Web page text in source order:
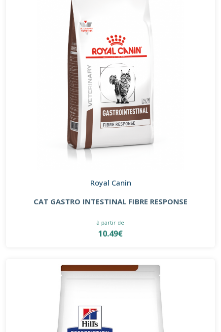
Royal Canin
CAT GASTRO INTESTINAL FIBRE RESPONSE
à partir de
10.49€